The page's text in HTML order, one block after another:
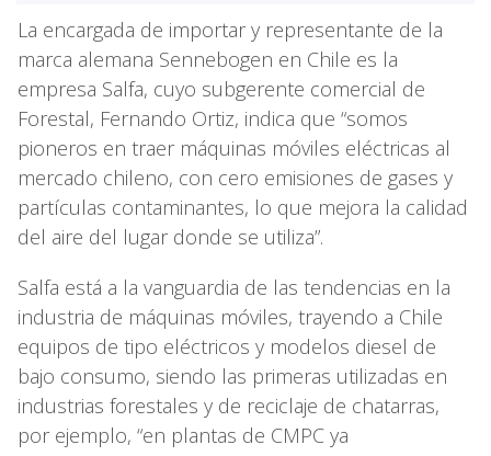
La encargada de importar y representante de la
marca alemana Sennebogen en Chile es la
empresa Salfa, cuyo subgerente comercial de
Forestal, Fernando Ortiz, indica que “somos
pioneros en traer máquinas móviles eléctricas al
mercado chileno, con cero emisiones de gases y
partículas contaminantes, lo que mejora la calidad
del aire del lugar donde se utiliza”.
Salfa está a la vanguardia de las tendencias en la
industria de máquinas móviles, trayendo a Chile
equipos de tipo eléctricos y modelos diesel de
bajo consumo, siendo las primeras utilizadas en
industrias forestales y de reciclaje de chatarras,
por ejemplo, “en plantas de CMPC ya